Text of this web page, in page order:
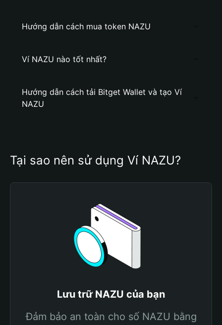
Hướng dẫn cách mua token NAZU
Ví NAZU nào tốt nhất?
Hướng dẫn cách tải Bitget Wallet và tạo Ví
NAZU
Tại sao nên sử dụng Ví NAZU?
Lưu trữ NAZU của bạn
Đảm bảo an toàn cho số NAZU bằng